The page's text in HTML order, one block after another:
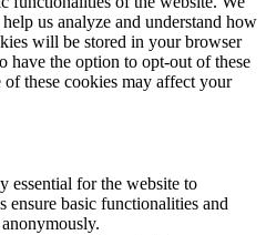
us analyze and understand how
will be stored in your browser
have the option to opt-out of these
these cookies may affect your
essential for the website to
ensure basic functionalities and